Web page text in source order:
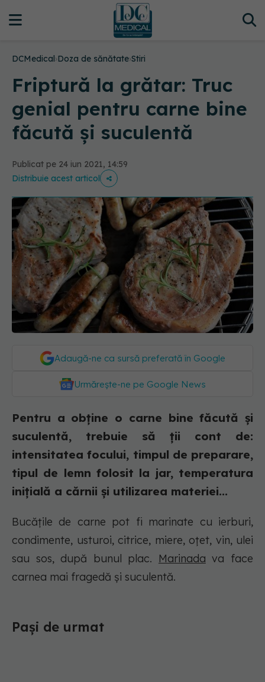
DCMedical›Doza de sănătate›Stiri
Friptură la grătar: Truc
genial pentru carne bine
făcută și suculentă
Publicat pe 24 iun 2021, 14:59
Distribuie acest articol
Adaugă-ne ca sursă preferată în Google
Urmărește-ne pe Google News
Pentru a obține o carne bine făcută și
suculentă, trebuie să ții cont de:
intensitatea focului, timpul de preparare,
tipul de lemn folosit la jar, temperatura
inițială a cărnii și utilizarea materiei...
Bucățile de carne pot fi marinate cu ierburi,
condimente, usturoi, citrice, miere, oțet, vin, ulei
sau sos, după bunul plac. Marinada va face
carnea mai fragedă și suculentă.
Pași de urmat